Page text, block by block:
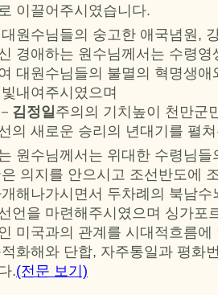
이끌어주시였습니다.
원수님들의 숭고한 애국념원,
경애하는 원수님께서는 수령
대원수님들의 불멸의 혁명생
내여주시였으며
－ 김정일 주의의 기치높이 천만군
의 새로운 승리의 년대기를 펼
원수님께서는 위대한 수령님
의지를 안으시고 조선반도에
개해나가시면서 두차례의 북남
언을 마련해주시였으며 싱가포
미국과의 관계를 시대적흐름
화해와 단합, 자주통일과 평화
.(전문 보기)